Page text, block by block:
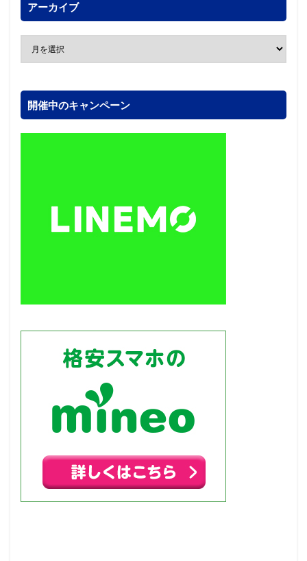
アーカイブ
開催中のキャンペーン